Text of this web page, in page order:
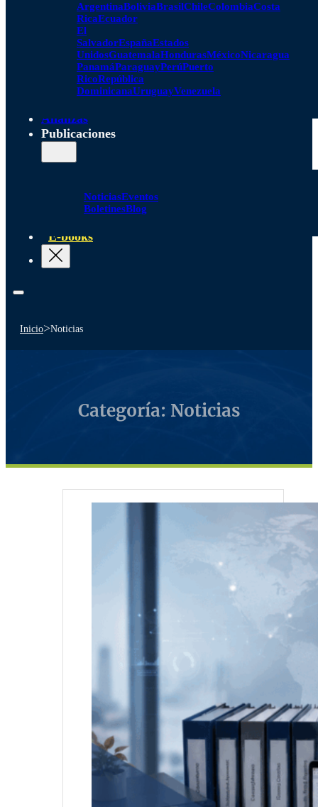
ArgentinaBoliviaBrasilChileColombiaCosta
RicaEcuador
El
SalvadorEspañaEstados
UnidosGuatemalaHondurasMéxicoNicaragua
PanamáParaguayPerúPuerto
RicoRepública
DominicanaUruguayVenezuela
Alianzas
Publicaciones
NoticiasEventos
BoletinesBlog
E-books
Inicio>Noticias
Categoría: Noticias